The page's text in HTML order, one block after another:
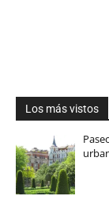
Los más vistos